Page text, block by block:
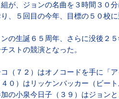
組が、ジョンの名曲を３時間３０
、５回目の今年、目標の５０校に
の生誕６５周年、さらに没後２
ストの競演となった。
（７２）はオノコードを手に「
０）はリッケンバッカー（ビー
の小泉今日子（３９）はジョン